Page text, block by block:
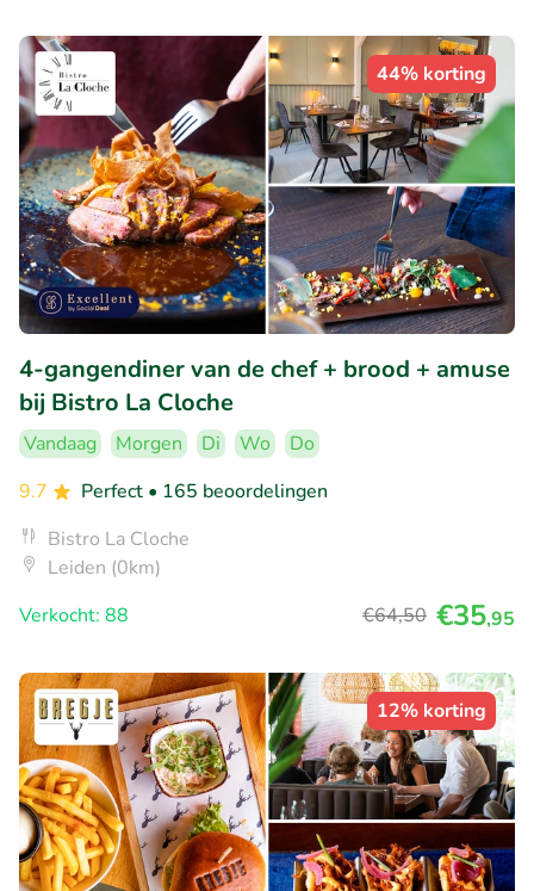
44% korting
4-gangendiner van de chef + brood + amuse
bij Bistro La Cloche
Vandaag Morgen Di Wo
Do
9.7
Perfect • 165 beoordelingen
Bistro La Cloche
Leiden (0km)
Verkocht: 88
€64,50 €35,95
12% korting